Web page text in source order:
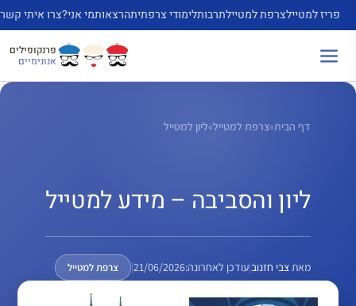
לדלג
לתוכן
פריז למטיילצרפת למטיילתרבותלימודי צרפתיתהרצאותמי אני?צרו איתי קשר
פרנקופילים
אנונימיים
דף הבית»צרפת למטייל»ליון למטייל
ליון והסביבה – מידע למטייל
מאתצבי חזנוב|עודכן לאחרונה:21/06/2026
| צרפת למטייל